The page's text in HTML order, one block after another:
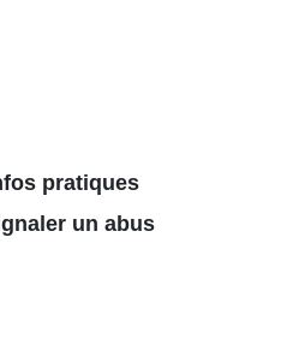
pratiques
un abus